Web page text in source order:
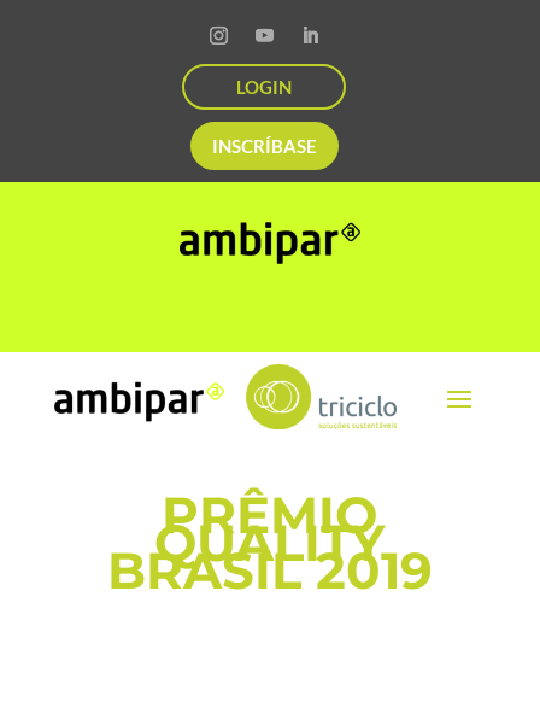
LOGIN
INSCRÍBASE
PRÊMIO
QUALITY
BRASIL 2019